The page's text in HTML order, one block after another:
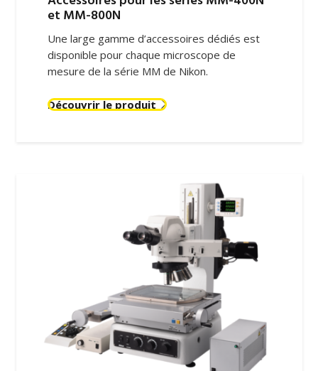
Accessoires pour les séries MM-400N
et MM-800N
Une large gamme d’accessoires dédiés est
disponible pour chaque microscope de
mesure de la série MM de Nikon.
Découvrir le produit